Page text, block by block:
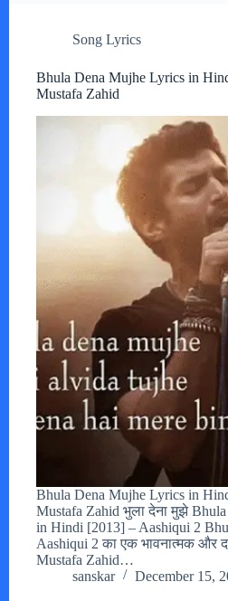
Song Lyrics
Bhula Dena Mujhe Lyrics in
Mustafa Zahid
Bhula Dena Mujhe Lyrics in
Mustafa Zahid भुला देना मुझे
in Hindi [2013] – Aashiqui 2
Aashiqui 2 का एक भावनात्मक और
Mustafa Zahid…
sanskar
December 15,